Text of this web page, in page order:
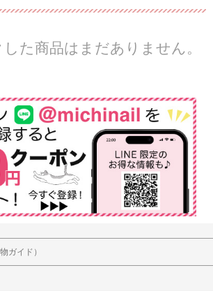
た商品はまだありません。
ガイド）